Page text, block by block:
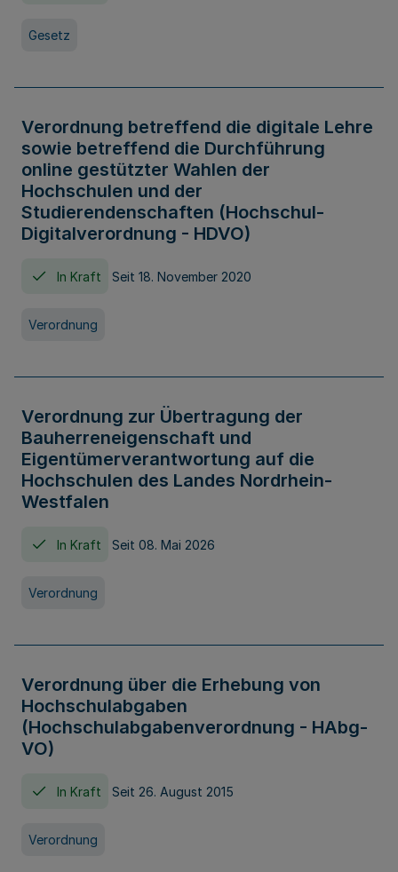
Gesetz
Verordnung betreffend die digitale Lehre
sowie betreffend die Durchführung
online gestützter Wahlen der
Hochschulen und der
Studierendenschaften (Hochschul-
Digitalverordnung - HDVO)
In Kraft Seit 18. November 2020
Verordnung
Verordnung zur Übertragung der
Bauherreneigenschaft und
Eigentümerverantwortung auf die
Hochschulen des Landes Nordrhein-
Westfalen
In Kraft Seit 08. Mai 2026
Verordnung
Verordnung über die Erhebung von
Hochschulabgaben
(Hochschulabgabenverordnung - HAbg-
VO)
In Kraft Seit 26. August 2015
Verordnung